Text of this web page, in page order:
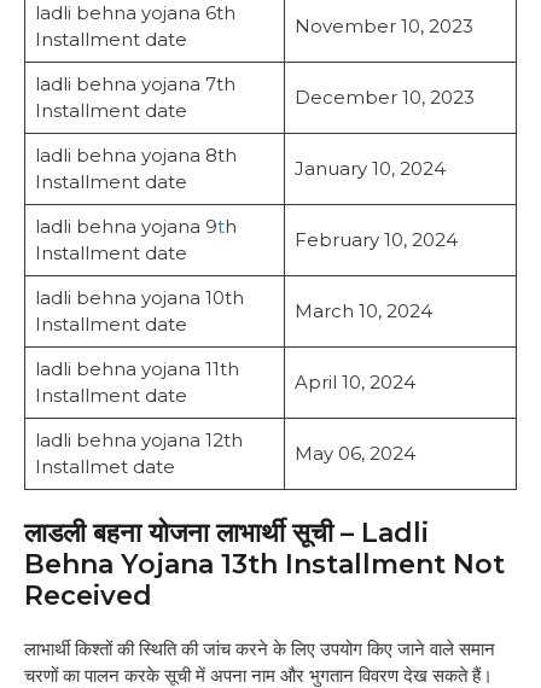
ladli behna yojana 6th
Installment date
November 10, 2023
ladli behna yojana 7th
Installment date
December 10, 2023
ladli behna yojana 8th
Installment date
January 10, 2024
ladli behna yojana 9th
Installment date
February 10, 2024
ladli behna yojana 10th
Installment date
March 10, 2024
ladli behna yojana 11th
Installment date
April 10, 2024
ladli behna yojana 12th
Installmet date
May 06, 2024
लाडली बहना योजना लाभार्थी सूची – Ladli
Behna Yojana 13th Installment Not
Received
लाभार्थी किश्तों की स्थिति की जांच करने के लिए उपयोग किए जाने वाले समान
चरणों का पालन करके सूची में अपना नाम और भुगतान विवरण देख सकते हैं।